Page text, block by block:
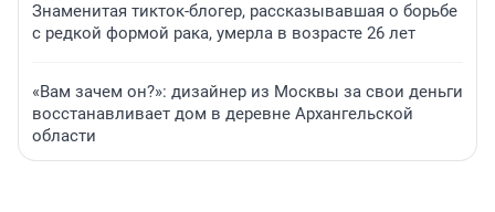
Знаменитая тикток-блогер, рассказывавшая о борьбе
с редкой формой рака, умерла в возрасте 26 лет
«Вам зачем он?»: дизайнер из Москвы за свои деньги
восстанавливает дом в деревне Архангельской
области